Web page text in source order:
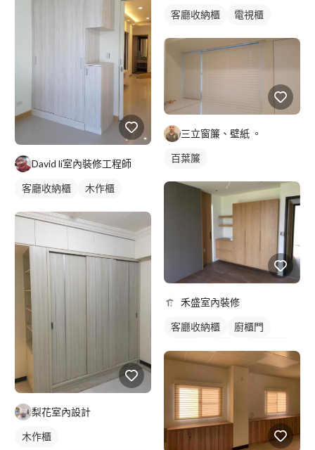
David li室內裝修工程師
客廳收納櫃 木作櫃
梨花室內設計
木作櫃
客廳收納櫃 電視櫃
三立窗簾、壁紙 。
百葉簾
禾盛室內裝修
客廳收納櫃
廚櫃門